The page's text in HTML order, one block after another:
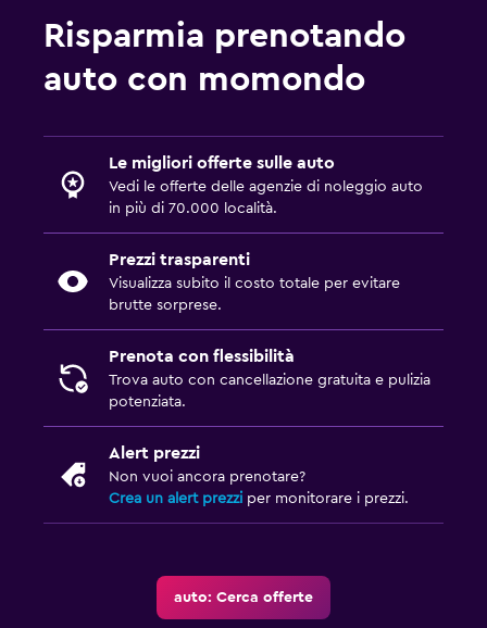
Risparmia prenotando
auto con momondo
Le migliori offerte sulle auto
Vedi le offerte delle agenzie di noleggio auto
in più di 70.000 località.
Prezzi trasparenti
Visualizza subito il costo totale per evitare
brutte sorprese.
Prenota con flessibilità
Trova auto con cancellazione gratuita e pulizia
potenziata.
Alert prezzi
Non vuoi ancora prenotare?
Crea un alert prezzi per monitorare i prezzi.
auto: Cerca offerte